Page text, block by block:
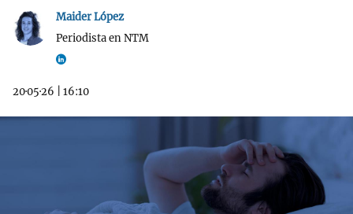
Maider López
Periodista en NTM
20·05·26 16:10